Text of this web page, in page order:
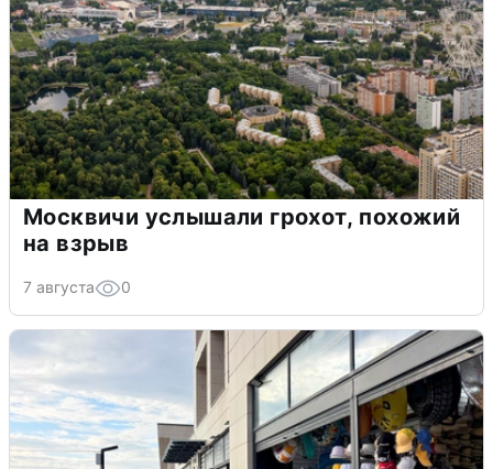
Москвичи услышали грохот, похожий
на взрыв
7 августа 0